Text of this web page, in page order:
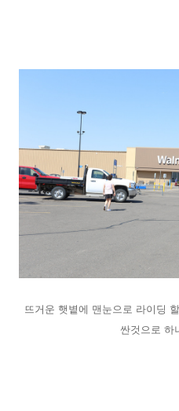
뜨거운 햇볕에 맨눈으로 라이딩
싼것으로 하